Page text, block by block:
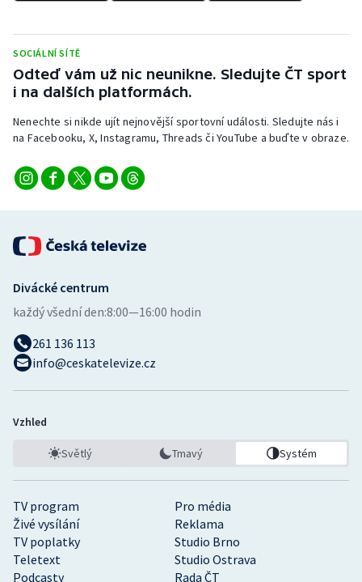
SOCIÁLNÍ SÍTĚ
Odteď vám už nic neunikne. Sledujte ČT sport
i na dalších platformách.
Nenechte si nikde ujít nejnovější sportovní události. Sledujte nás i
na Facebooku, X, Instagramu, Threads či YouTube a buďte v obraze.
TV program
Pro média
Živé vysílání
Reklama
TV poplatky
Studio Brno
Teletext
Studio Ostrava
Podcasty
Rada ČT
Divácké centrum
každý všední den:8:00—16:00 hodin
261 136 113
info@ceskatelevize.cz
Vzhled
Světlý Tmavý Systém